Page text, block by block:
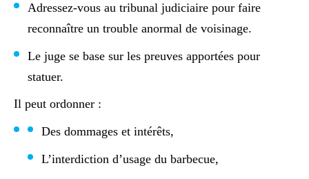
Adressez-vous au tribunal judiciaire pour faire
reconnaître un trouble anormal de voisinage.
Le juge se base sur les preuves apportées pour
statuer.
Il peut ordonner :
Des dommages et intérêts,
L’interdiction d’usage du barbecue,